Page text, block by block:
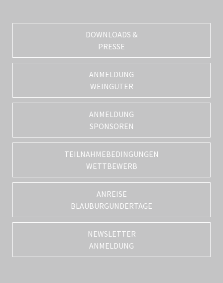
DOWNLOADS &
PRESSE
ANMELDUNG
WEINGÜTER
ANMELDUNG
SPONSOREN
TEILNAHMEBEDINGUNGEN
WETTBEWERB
ANREISE
BLAUBURGUNDERTAGE
NEWSLETTER
ANMELDUNG